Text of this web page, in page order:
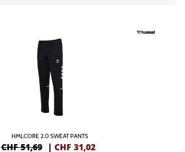
HMLCORE 2.0 SWEAT PANTS
CHF 51,69 | CHF 31,02